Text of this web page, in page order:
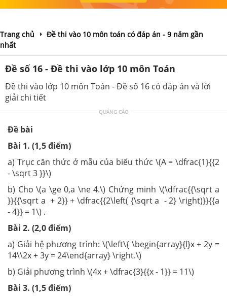
Trang chủ
Đề thi vào 10 môn toán có đáp án - 9 năm gần
nhất
Đề số 16 - Đề thi vào lớp 10 môn Toán
Đề thi vào lớp 10 môn Toán - Đề số 16 có đáp án và lời
giải chi tiết
QUẢNG CÁO
Đề bài
Bài 1. (1,5 điểm)
a) Trục căn thức ở mẫu của biểu thức \(A = \dfrac{1}{{2
- \sqrt 3 }}\)
b) Cho \(a \ge 0,a \ne 4.\) Chứng minh \(\dfrac{{\sqrt a
}}{{\sqrt a + 2}} + \dfrac{{2\left( {\sqrt a - 2} \right)}}{{a
- 4}} = 1\) .
Bài 2. (2,0 điểm)
a) Giải hệ phương trình: \(\left\{ \begin{array}{l}x + 2y =
14\\2x + 3y = 24\end{array} \right.\)
b) Giải phương trình \(4x + \dfrac{3}{{x - 1}} = 11\)
Bài 3. (1,5 điểm)